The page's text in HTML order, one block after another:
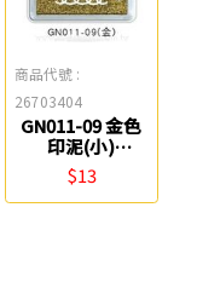
商品代號 :
26703404
GN011-09 金色
印泥(小)
SEASON
$13